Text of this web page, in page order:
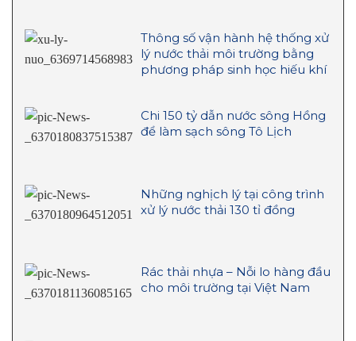
Thông số vận hành hệ thống xử
lý nước thải môi trường bằng
phương pháp sinh học hiếu khí
Chi 150 tỷ dẫn nước sông Hồng
để làm sạch sông Tô Lịch
Những nghịch lý tại công trình
xử lý nước thải 130 tỉ đồng
Rác thải nhựa – Nỗi lo hàng đầu
cho môi trường tại Việt Nam